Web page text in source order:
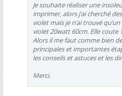
Je souhaite réaliser une
imprimer, alors j’ai cherché
violet mais je n’ai trouvé
violet 20watt 60cm. Elle coute
Alors il me faut comme bien
principales et importantes
les conseils et astuces et les
Merci.